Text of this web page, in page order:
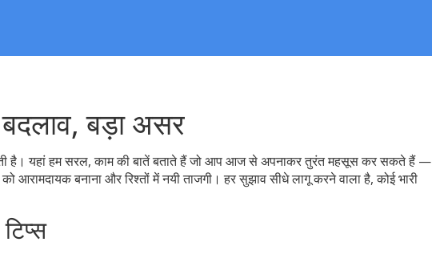
बड़ा असर
है। यहां हम सरल, काम की बातें बताते हैं जो आप आज से अपनाकर तुरंत महसूस कर सकते हैं —
आरामदायक बनाना और रिश्तों में नयी ताजगी। हर सुझाव सीधे लागू करने वाला है, कोई भारी